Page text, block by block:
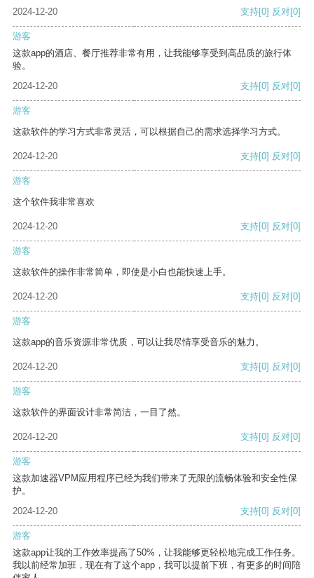
2024-12-20
支持[0] 反对[0]
游客
这款app的酒店、餐厅推荐非常有用，让我能够享受到高品质的旅行体
验。
2024-12-20
支持[0] 反对[0]
游客
这款软件的学习方式非常灵活，可以根据自己的需求选择学习方式。
2024-12-20 支持[0] 反对[0]
游客
这个软件我非常喜欢
2024-12-20 支持[0] 反对[0]
游客
这款软件的操作非常简单，即使是小白也能快速上手。
2024-12-20 支持[0] 反对[0]
游客
这款app的音乐资源非常优质，可以让我尽情享受音乐的魅力。
2024-12-20 支持[0] 反对[0]
游客
这款软件的界面设计非常简洁，一目了然。
2024-12-20 支持[0] 反对[0]
游客
这款加速器VPM应用程序已经为我们带来了无限的流畅体验和安全性保
护。
2024-12-20
支持[0] 反对[0]
游客
这款app让我的工作效率提高了50%，让我能够更轻松地完成工作任务。
我以前经常加班，现在有了这个app，我可以提前下班，有更多的时间陪